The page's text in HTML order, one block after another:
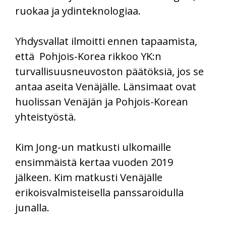
ruokaa ja ydinteknologiaa.
Yhdysvallat ilmoitti ennen tapaamista,
että Pohjois-Korea rikkoo YK:n
turvallisuusneuvoston päätöksiä, jos se
antaa aseita Venäjälle. Länsimaat ovat
huolissan Venäjän ja Pohjois-Korean
yhteistyöstä.
Kim Jong-un matkusti ulkomaille
ensimmäistä kertaa vuoden 2019
jälkeen. Kim matkusti Venäjälle
erikoisvalmisteisella panssaroidulla
junalla.